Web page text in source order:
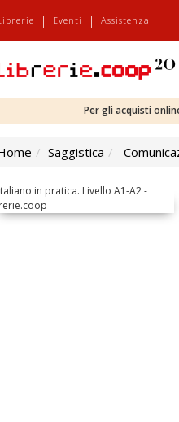
| Eventi | Assistenza
Per gli acquisti
Saggistica